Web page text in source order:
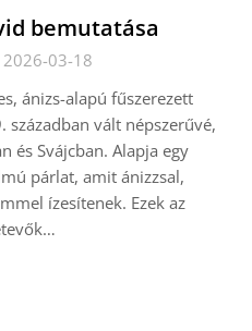
bemutatása
2026-03-18
ánizs-alapú fűszerezett
vált népszerűvé,
és Svájcban. Alapja egy
párlat, amit ánizzsal,
ízesítenek. Ezek az